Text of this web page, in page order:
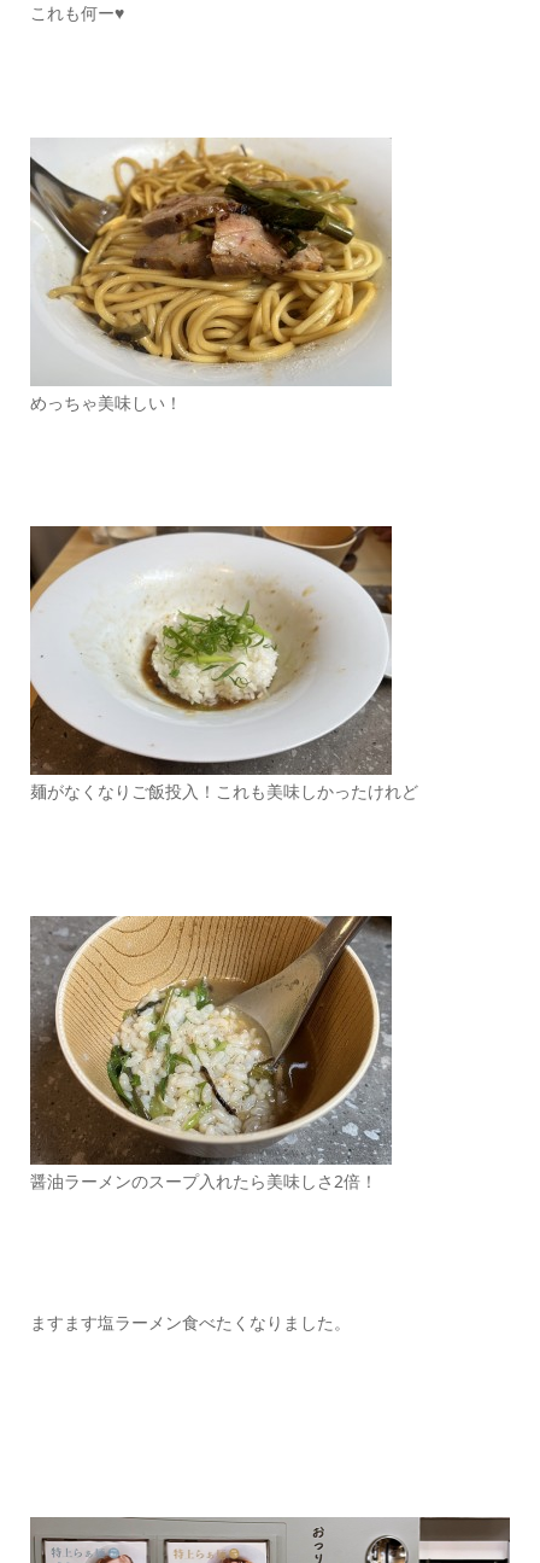
これも何ー♥
めっちゃ美味しい！
麺がなくなりご飯投入！これも美味しかったけれど
醤油ラーメンのスープ入れたら美味しさ2倍！
ますます塩ラーメン食べたくなりました。